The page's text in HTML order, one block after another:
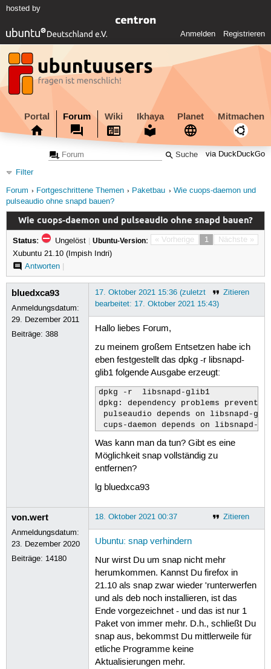
hosted by
Anmelden Registrieren
Portal Forum Wiki Ikhaya Planet Mitmachen
via DuckDuckGo
Filter
Forum
Fortgeschrittene Themen Paketbau
Wie cuops-daemon und
pulseaudio ohne snapd bauen?
Wie cuops-daemon und pulseaudio ohne snapd bauen?
« Vorherige 1 Nächste »
Status: Ungelöst | Ubuntu-Version:
Xubuntu 21.10 (Impish Indri)
Antworten|
bluedxca93
Anmeldungsdatum:
29. Dezember 2011
Beiträge:388
Zitieren
17. Oktober 2021 15:36 (zuletzt
bearbeitet: 17. Oktober 2021 15:43)
Hallo liebes Forum,
zu meinem großem Entsetzen habe ich
eben festgestellt das dpkg -r libsnapd-
glib1 folgende Ausgabe erzeugt:
dpkg -r  libsnapd-glib1
dpkg: dependency problems prevent
pulseaudio depends on libsnapd-
cups-daemon depends on libsnapd-
Was kann man da tun? Gibt es eine
Möglichkeit snap vollständig zu
entfernen?
lg bluedxca93
von.wert
Anmeldungsdatum:
23. Dezember 2020
Beiträge: 14180
Zitieren
18. Oktober 2021 00:37
Ubuntu: snap verhindern
Nur wirst Du um snap nicht mehr
herumkommen. Kannst Du firefox in
21.10 als snap zwar wieder 'runterwerfen
und als deb noch installieren, ist das
Ende vorgezeichnet - und das ist nur 1
Paket von immer mehr. D.h., schließt Du
snap aus, bekommst Du mittlerweile für
etliche Programme keine
Aktualisierungen mehr.